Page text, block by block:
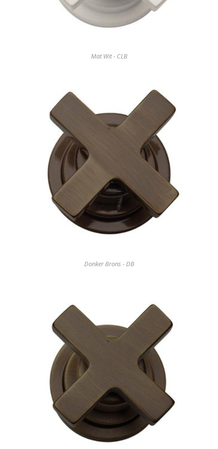
Mat Wit - CLB
Donker Brons - DB